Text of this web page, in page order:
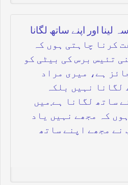
لینا اور اپنے ساتھ لگانا
کرنا چاہتی ہوں کہ
تئیس برس کی بیٹی کو
ہے، میری مراد
لگانا نہیں بلکہ
ساتھ لگانا ہے.میں
کہ مجھے نہیں یاد
نے مجھے اپنے ساتھ